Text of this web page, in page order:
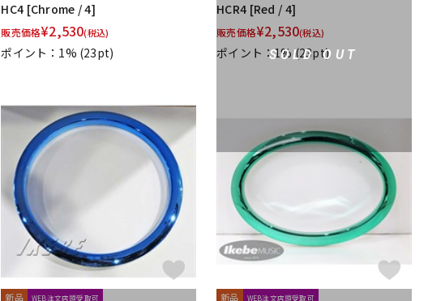
HC4 [Chrome / 4]
販売価格¥2,530(税込)
ポイント：1% (23pt) SOLD OUT
HCR4 [Red / 4]
販売価格¥2,530(税込)
ポイント：1%(23pt)
新品 WEB注文店頭受取可 新品 WEB注文店頭受取可